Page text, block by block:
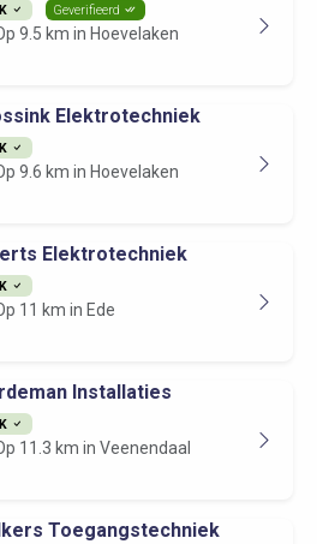
Geverifieerd
9.5 km in Hoevelaken
Elektrotechniek
9.6 km in Hoevelaken
Elektrotechniek
11 km in Ede
Installaties
11.3 km in Veenendaal
Toegangstechniek